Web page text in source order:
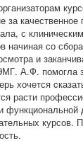
за качественное
с
начиная со
и
А.Ф. помогла
хочется
расти
функциональной
курсов.